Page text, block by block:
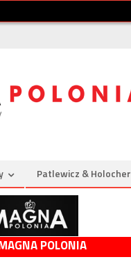
Patlewicz & Holocher
POLONIA